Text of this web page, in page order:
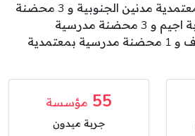
21 محضنة مدرسية بمعتمدية مدنين الجنوبية و 3 محضنة
مدرسية بمعتمدية جربة اجيم و 3 محضنة مدرسية
بمعتمدية سيدي مخلوف و 1 محضنة مدرسية بمعتمدية
55 مؤسسة
جربة ميدون